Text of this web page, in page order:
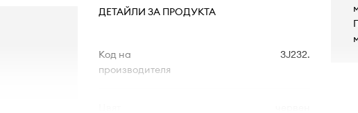
ДЕТАЙЛИ ЗА ПРОДУКТА
Код на
производителя
3J232.